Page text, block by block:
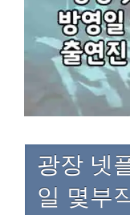
광장 넷
일 몇부